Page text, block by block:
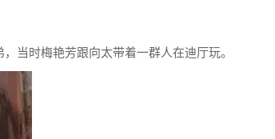
当时梅艳芳跟向太带着一群人在迪厅玩。